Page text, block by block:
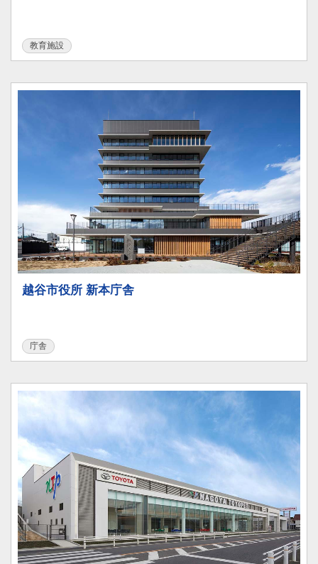
教育施設
越谷市役所 新本庁舎
庁舎